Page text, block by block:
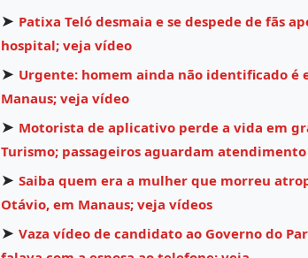
➤ Patixa Teló desmaia e se despede de fãs
hospital; veja vídeo
➤ Urgente: homem ainda não identificado é
Manaus; veja vídeo
➤ Motorista de aplicativo perde a vida em
Turismo; passageiros aguardam
➤ Saiba quem era a mulher que morreu
Otávio, em Manaus; veja vídeos
➤ Vaza vídeo de candidato ao Governo do